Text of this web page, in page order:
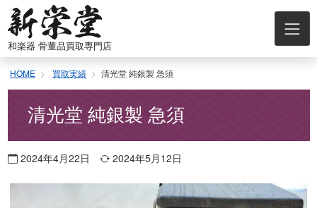
ン
プ
和楽器 骨董品買取専門店
HOME 買取実績 清光堂 純銀製 急須
清光堂 純銀製 急須
2024年4月22日 2024年5月12日